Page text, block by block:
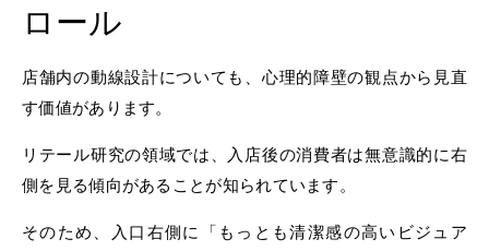
ロール
店舗内の動線設計についても、心理的障壁の観点から見直
す価値があります。
リテール研究の領域では、入店後の消費者は無意識的に右
側を見る傾向があることが知られています。
そのため、入口右側に「もっとも清潔感の高いビジュア